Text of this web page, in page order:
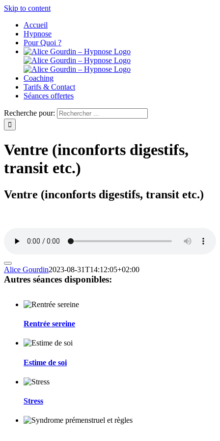
Skip to content
Accueil
Hypnose
Pour Quoi ?
Coaching
Tarifs & Contact
Séances offertes
Recherche pour:
Ventre (inconforts digestifs,
transit etc.)
Ventre (inconforts digestifs, transit etc.)
Alice Gourdin2023-08-31T14:12:05+02:00
Autres séances disponibles:
Rentrée sereine
Estime de soi
Stress